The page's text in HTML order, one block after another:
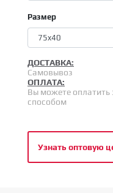
Размер
ДОСТАВКА:
Самовывоз
ОПЛАТА:
Вы можете оплатить
способом
Узнать оптовую